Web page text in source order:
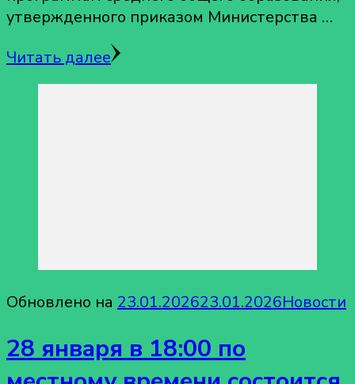
утвержденного приказом Министерства …
Читать далее
Обновлено на 23.01.202623.01.2026Новости
28 января в 18:00 по